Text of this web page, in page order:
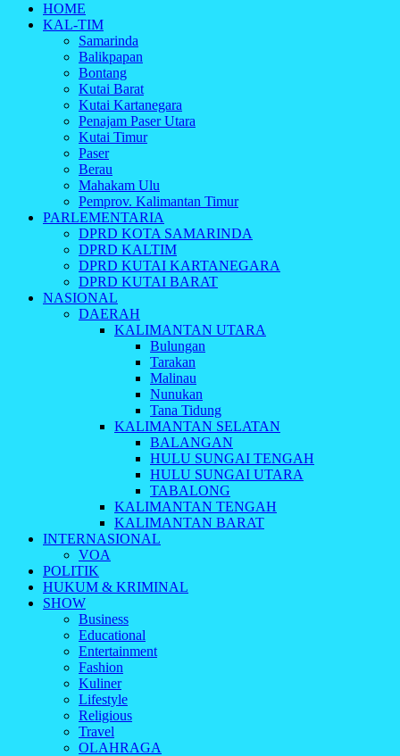
Indonesia Cyber
Media Cetak, Online & Streaming
HOME
KAL-TIM
Samarinda
Balikpapan
Bontang
Kutai Barat
Kutai Kartanegara
Penajam Paser Utara
Kutai Timur
Paser
Berau
Mahakam Ulu
Pemprov. Kalimantan Timur
PARLEMENTARIA
DPRD KOTA SAMARINDA
DPRD KALTIM
DPRD KUTAI KARTANEGARA
DPRD KUTAI BARAT
NASIONAL
DAERAH
KALIMANTAN UTARA
Bulungan
Tarakan
Malinau
Nunukan
Tana Tidung
KALIMANTAN SELATAN
BALANGAN
HULU SUNGAI TENGAH
HULU SUNGAI UTARA
TABALONG
KALIMANTAN TENGAH
KALIMANTAN BARAT
INTERNASIONAL
VOA
POLITIK
HUKUM & KRIMINAL
SHOW
Business
Educational
Entertainment
Fashion
Kuliner
Lifestyle
Religious
Travel
OLAHRAGA